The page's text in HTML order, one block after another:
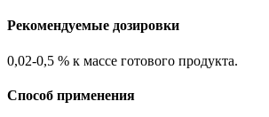
Рекомендуемые дозировки
0,02-0,5 % к массе готового продукта.
Способ применения